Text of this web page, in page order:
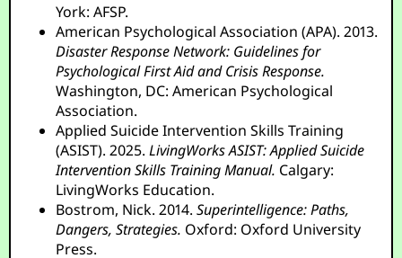
York: AFSP.
American Psychological Association (APA). 2013.
Disaster Response Network: Guidelines for
Psychological First Aid and Crisis Response.
Washington, DC: American Psychological
Association.
Applied Suicide Intervention Skills Training
(ASIST). 2025.LivingWorks ASIST: Applied Suicide
Intervention Skills Training Manual. Calgary:
LivingWorks Education.
Bostrom, Nick. 2014.Superintelligence: Paths,
Dangers, Strategies. Oxford: Oxford University
Press.